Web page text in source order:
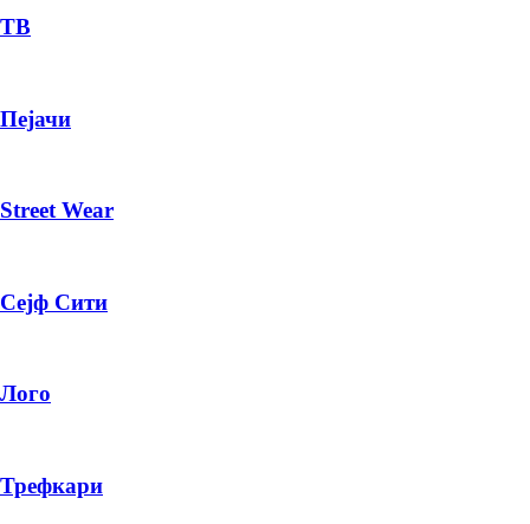
ПЛАТИ ПРИ ДОСТАВА ВО КЕШ
ТВ
Пејачи
Street Wear
Сејф Сити
Лого
Трефкари